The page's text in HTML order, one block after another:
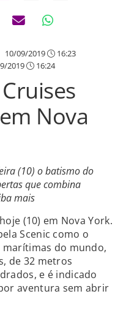
10/09/2019 16:23
2019 16:24
Nova
(10) o batismo do
que combina
mais
(10) em Nova York.
Scenic como o
do mundo,
de 32 metros
e é indicado
aventura sem abrir